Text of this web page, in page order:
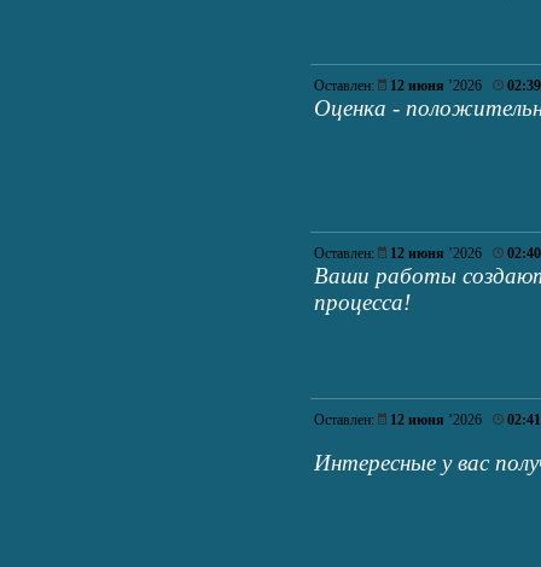
Оставлен: 12 июня ’2026 02:39
Оценка -
Оставлен: 12 июня ’2026 02:40
Ваши работы
процесса!
Оставлен: 12 июня ’2026 02:41
Интересные у вас